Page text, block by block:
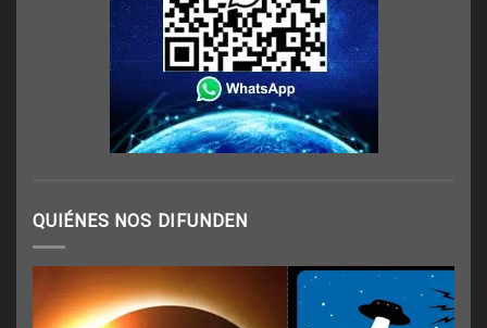
QUIÉNES NOS DIFUNDEN